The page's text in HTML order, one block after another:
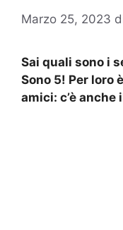
Marzo 25, 2023
Sai quali sono i
Sono 5! Per loro
amici: c’è anche